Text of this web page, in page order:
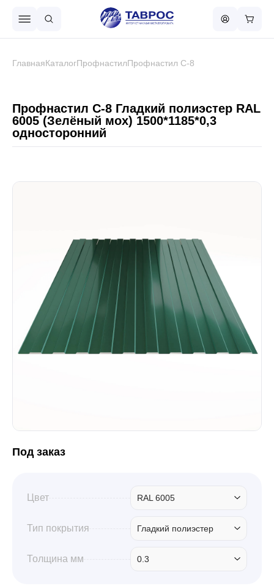
Металлочерепица
Сваи винтовые
Забор
Кровля
Профили для гипсокартона
ГлавнаяКаталогПрофнастилПрофнастил С-8
Профнастил С-8 Гладкий полиэстер RAL
6005 (Зелёный мох) 1500*1185*0,3
односторонний
Под заказ
Цвет RAL 6005
Тип покрытия Гладкий полиэстер
Толщина мм 0.3